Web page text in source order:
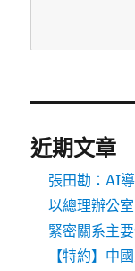
近期文章
張田勘：AI
以總理辦公
緊密關系主
【特約】中